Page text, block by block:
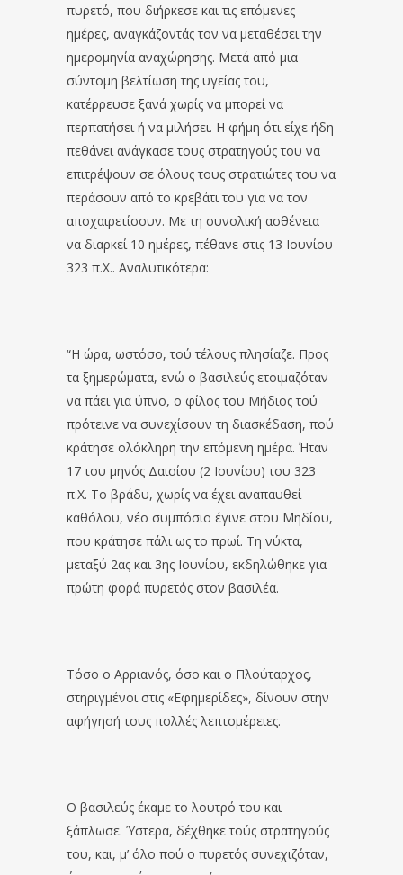
πυρετό, που διήρκεσε και τις επόμενες
ημέρες, αναγκάζοντάς τον να μεταθέσει την
ημερομηνία αναχώρησης. Μετά από μια
σύντομη βελτίωση της υγείας του,
κατέρρευσε ξανά χωρίς να μπορεί να
περπατήσει ή να μιλήσει. Η φήμη ότι είχε ήδη
πεθάνει ανάγκασε τους στρατηγούς του να
επιτρέψουν σε όλους τους στρατιώτες του να
περάσουν από το κρεβάτι του για να τον
αποχαιρετίσουν. Με τη συνολική ασθένεια
να διαρκεί 10 ημέρες, πέθανε στις 13 Ιουνίου
323 π.Χ.. Αναλυτικότερα:
“Η ώρα, ωστόσο, τού τέλους πλησίαζε. Προς
τα ξημερώματα, ενώ ο βασιλεύς ετοιμαζόταν
να πάει για ύπνο, ο φίλος του Μήδιος τού
πρότεινε να συνεχίσουν τη διασκέδαση, πού
κράτησε ολόκληρη την επόμενη ημέρα. Ήταν
17 του μηνός Δαισίου (2 Ιουνίου) του 323
π.Χ. Το βράδυ, χωρίς να έχει αναπαυθεί
καθόλου, νέο συμπόσιο έγινε στου Μηδίου,
που κράτησε πάλι ως το πρωί. Τη νύκτα,
μεταξύ 2ας και 3ης Ιουνίου, εκδηλώθηκε για
πρώτη φορά πυρετός στον βασιλέα.
Τόσο o Aρριανός, όσο και o Πλούταρχος,
στηριγμένοι στις «Εφημερίδες», δίνουν στην
αφήγησή τους πολλές λεπτομέρειες.
Ο βασιλεύς έκαμε το λουτρό του και
ξάπλωσε. Ύστερα, δέχθηκε τούς στρατηγούς
του, και, μ’ όλο πού ο πυρετός συνεχιζόταν,